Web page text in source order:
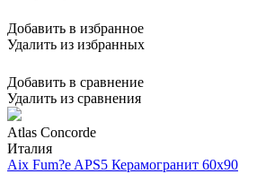
Добавить в избранное
Удалить из избранных
Добавить в сравнение
Удалить из сравнения
Atlas Concorde
Италия
Aix Fum?e APS5 Керамогранит 60x90